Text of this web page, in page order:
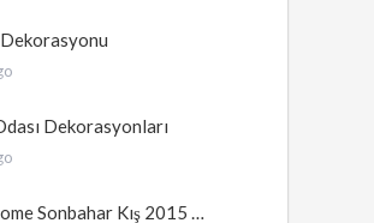
Dekorasyonu
Dekorasyonları
Sonbahar Kış 2015 …